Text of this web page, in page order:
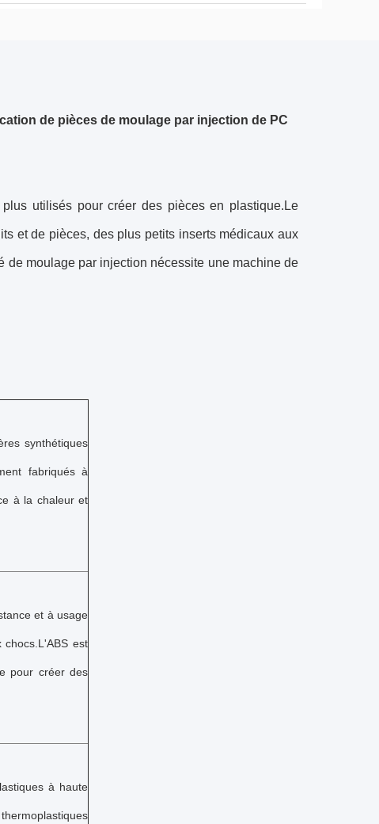
de pièces de moulage par injection de PC
utilisés pour créer des pièces en plastique.Le
et de pièces, des plus petits inserts médicaux aux
de moulage par injection nécessite une machine de
synthétiques
fabriqués à
à la chaleur et
et à usage
est
pour créer des
à haute